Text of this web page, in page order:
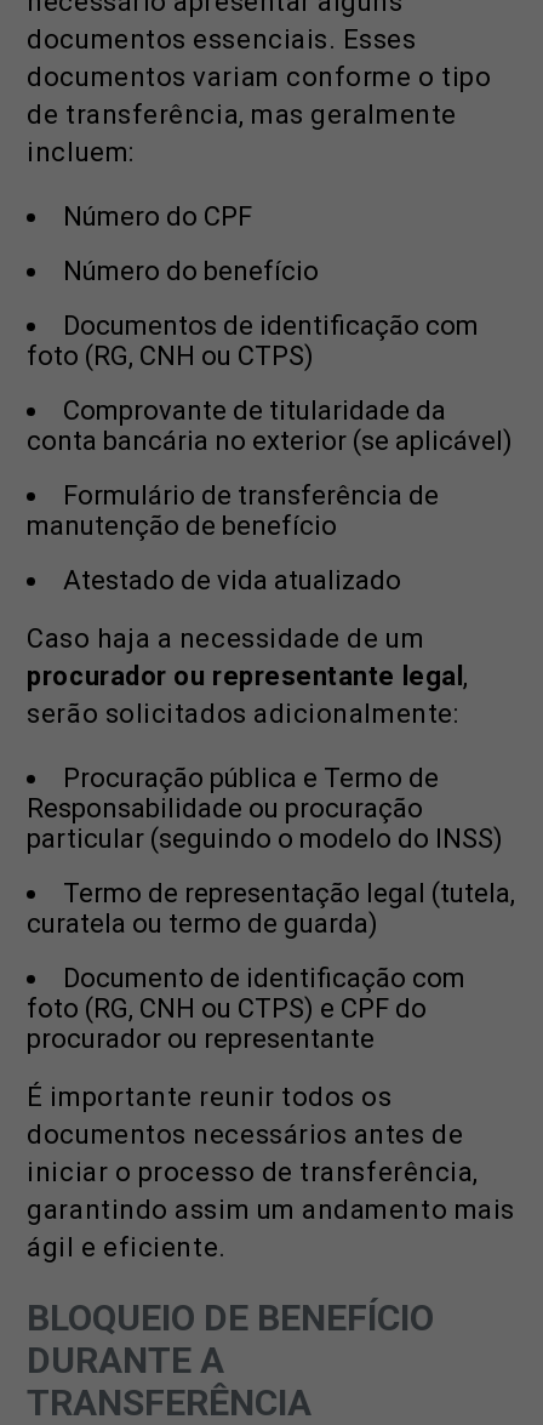
documentos essenciais. Esses
documentos variam conforme o tipo
de transferência, mas geralmente
incluem:
Número do CPF
Número do benefício
Documentos de identificação com
foto (RG, CNH ou CTPS)
Comprovante de titularidade da
conta bancária no exterior (se aplicável)
Formulário de transferência de
manutenção de benefício
Atestado de vida atualizado
Caso haja a necessidade de um
procurador ou representante legal ,
serão solicitados adicionalmente:
Procuração pública e Termo de
Responsabilidade ou procuração
particular (seguindo o modelo do INSS)
Termo de representação legal (tutela,
curatela ou termo de guarda)
Documento de identificação com
foto (RG, CNH ou CTPS) e CPF do
procurador ou representante
É importante reunir todos os
documentos necessários antes de
iniciar o processo de transferência,
garantindo assim um andamento mais
ágil e eficiente.
BLOQUEIO DE BENEFÍCIO
DURANTE A
TRANSFERÊNCIA